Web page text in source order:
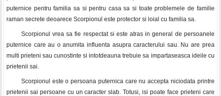
puternice pentru familia sa si pentru casa sa si toate problemele de familie
raman secrete deoarece Scorpionul este protector si loial cu familia sa.
Scorpionul vrea sa fie respectat si este atras in general de persoanele
puternice care au o anumita influenta asupra caracterului sau. Nu are prea
multi prieteni sau cunostinte si intotdeauna trebuie sa impartaseasca ideile cu
prietenii sai.
Scorpionul este o persoana puternica care nu accepta niciodata printre
prietenii sai persoane cu un caracter slab. Totusi, isi poate face prieteni care